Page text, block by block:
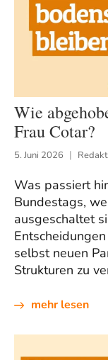
Wie
Frau Cotar?
5. Juni 2026
Was passiert
Bundestags,
ausgeschaltet
selbst neuen
Strukturen zu
mehr lesen